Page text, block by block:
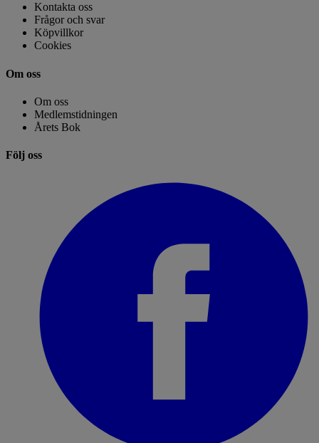
Kontakta oss
Frågor och svar
Köpvillkor
Cookies
Om oss
Om oss
Medlemstidningen
Årets Bok
Följ oss